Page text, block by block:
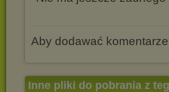
Aby dodawać
Inne pliki do pobrania z